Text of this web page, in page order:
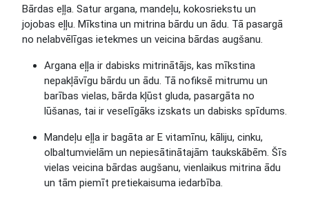
Bārdas eļļa. Satur argana, mandeļu, kokosriekstu un
jojobas eļļu. Mīkstina un mitrina bārdu un ādu. Tā pasargā
no nelabvēlīgas ietekmes un veicina bārdas augšanu.
Argana eļļa ir dabisks mitrinātājs, kas mīkstina
nepakļāvīgu bārdu un ādu. Tā nofiksē mitrumu un
barības vielas, bārda kļūst gluda, pasargāta no
lūšanas, tai ir veselīgāks izskats un dabisks spīdums.
Mandeļu eļļa ir bagāta ar E vitamīnu, kāliju, cinku,
olbaltumvielām un nepiesātinātajām taukskābēm. Šīs
vielas veicina bārdas augšanu, vienlaikus mitrina ādu
un tām piemīt pretiekaisuma iedarbība.